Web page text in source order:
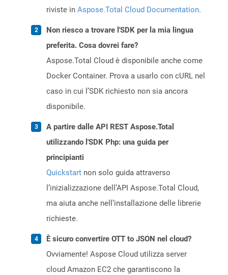
riviste in Aspose.Total Cloud Documentation.
Non riesco a trovare l'SDK per la mia lingua
preferita. Cosa dovrei fare?
Aspose.Total Cloud è disponibile anche come
Docker Container. Prova a usarlo con cURL nel
caso in cui l’SDK richiesto non sia ancora
disponibile.
A partire dalle API REST Aspose.Total
utilizzando l'SDK Php: una guida per
principianti
Quickstart non solo guida attraverso
l’inizializzazione dell’API Aspose.Total Cloud,
ma aiuta anche nell’installazione delle librerie
richieste.
È sicuro convertire OTT to JSON nel cloud?
Ovviamente! Aspose Cloud utilizza server
cloud Amazon EC2 che garantiscono la